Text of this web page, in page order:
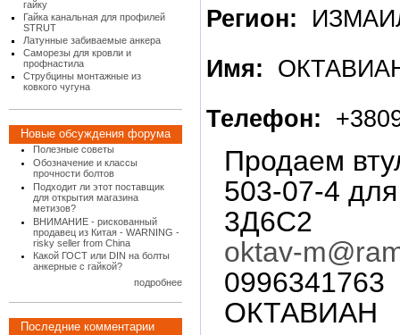
гайку
Гайка канальная для профилей
STRUT
Латунные забиваемые анкера
Саморезы для кровли и
профнастила
Струбцины монтажные из
ковкого чугуна
Новые обсуждения форума
Полезные советы
Обозначение и классы
прочности болтов
Подходит ли этот поставщик
для открытия магазина
метизов?
ВНИМАНИЕ - рискованный
продавец из Китая - WARNING -
risky seller from China
Какой ГОСТ или DIN на болты
анкерные с гайкой?
подробнее
Последние комментарии
Регион:
Имя:
Телефон:
Продаем
503-07-4
3Д6С2
oktav-
0996341763
ОКТАВИАН